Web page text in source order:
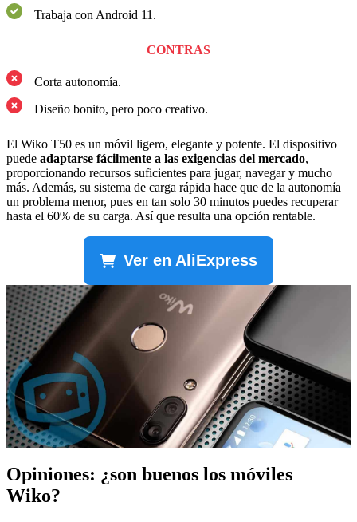
Trabaja con Android 11.
CONTRAS
Corta autonomía.
Diseño bonito, pero poco creativo.
El Wiko T50 es un móvil ligero, elegante y potente. El dispositivo
puede adaptarse fácilmente a las exigencias del mercado,
proporcionando recursos suficientes para jugar, navegar y mucho
más. Además, su sistema de carga rápida hace que de la autonomía
un problema menor, pues en tan solo 30 minutos puedes recuperar
hasta el 60% de su carga. Así que resulta una opción rentable.
Ver en AliExpress
Opiniones: ¿son buenos los móviles
Wiko?